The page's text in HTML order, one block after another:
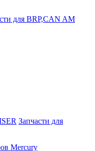
для BRP,CAN AM
Запчасти для
Mercury